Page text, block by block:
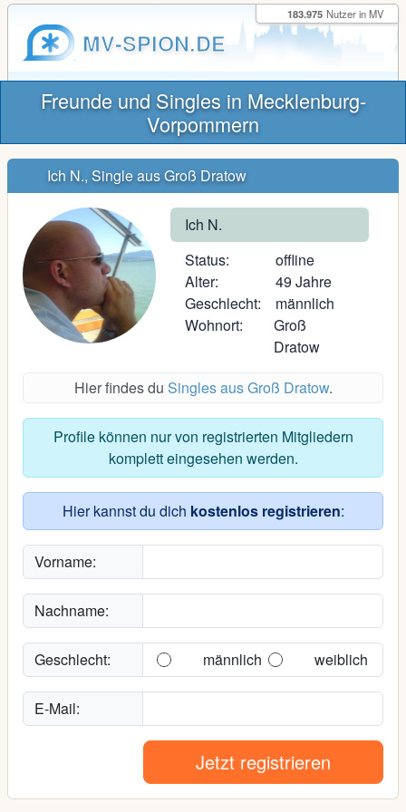
MV-SPION.DE
183.975 Nutzer in MV
Freunde und Singles in Mecklenburg-
Vorpommern
Ich N., Single aus Groß Dratow
Ich N.
Status:
offline
Alter:
49 Jahre
Geschlecht:
männlich
Wohnort:
Groß
Dratow
Hier findes du Singles aus Groß Dratow.
Profile können nur von registrierten Mitgliedern
komplett eingesehen werden.
Hier kannst du dich kostenlos registrieren:
Vorname:
Nachname:
Geschlecht: männlich weiblich
E-Mail:
Jetzt registrieren